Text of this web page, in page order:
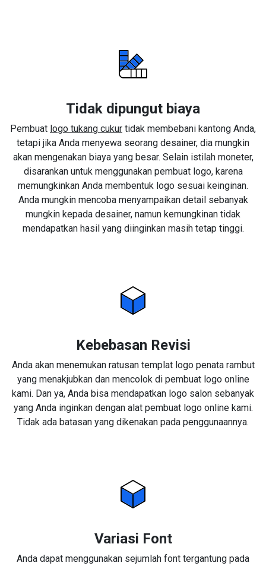
Tidak dipungut biaya
Pembuat logo tukang cukur tidak membebani kantong Anda,
tetapi jika Anda menyewa seorang desainer, dia mungkin
akan mengenakan biaya yang besar. Selain istilah moneter,
disarankan untuk menggunakan pembuat logo, karena
memungkinkan Anda membentuk logo sesuai keinginan.
Anda mungkin mencoba menyampaikan detail sebanyak
mungkin kepada desainer, namun kemungkinan tidak
mendapatkan hasil yang diinginkan masih tetap tinggi.
Kebebasan Revisi
Anda akan menemukan ratusan templat logo penata rambut
yang menakjubkan dan mencolok di pembuat logo online
kami. Dan ya, Anda bisa mendapatkan logo salon sebanyak
yang Anda inginkan dengan alat pembuat logo online kami.
Tidak ada batasan yang dikenakan pada penggunaannya.
Variasi Font
Anda dapat menggunakan sejumlah font tergantung pada